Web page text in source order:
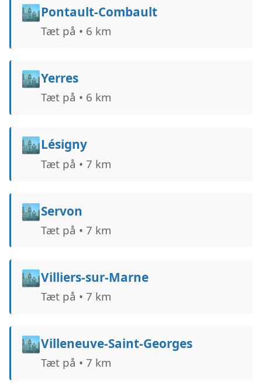
🏙️Pontault-Combault
Tæt på • 6 km
🏙️Yerres
Tæt på • 6 km
🏙️Lésigny
Tæt på • 7 km
🏙️Servon
Tæt på • 7 km
🏙️Villiers-sur-Marne
Tæt på • 7 km
🏙️Villeneuve-Saint-Georges
Tæt på • 7 km